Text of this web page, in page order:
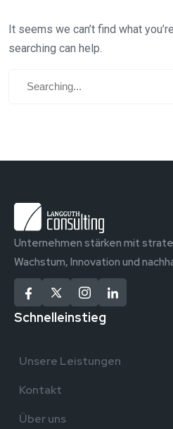
It seems we can’t find what
searching can help.
Unternehmen stärken mit
Wachstum, Innovation und
Schnelleinstieg
Unsere Leistungen
Kontakt
Über uns